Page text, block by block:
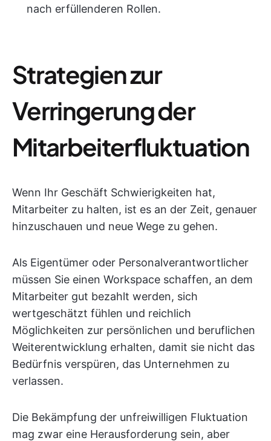
nach erfüllenderen Rollen.
Strategien zur
Verringerung der
Mitarbeiterfluktuation
Wenn Ihr Geschäft Schwierigkeiten hat,
Mitarbeiter zu halten, ist es an der Zeit, genauer
hinzuschauen und neue Wege zu gehen.
Als Eigentümer oder Personalverantwortlicher
müssen Sie einen Workspace schaffen, an dem
Mitarbeiter gut bezahlt werden, sich
wertgeschätzt fühlen und reichlich
Möglichkeiten zur persönlichen und beruflichen
Weiterentwicklung erhalten, damit sie nicht das
Bedürfnis verspüren, das Unternehmen zu
verlassen.
Die Bekämpfung der unfreiwilligen Fluktuation
mag zwar eine Herausforderung sein, aber